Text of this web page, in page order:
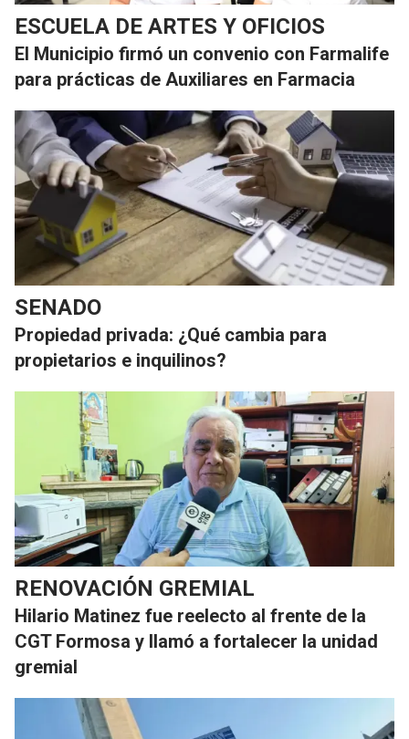
ESCUELA DE ARTES Y OFICIOS
El Municipio firmó un convenio con Farmalife
para prácticas de Auxiliares en Farmacia
SENADO
Propiedad privada: ¿Qué cambia para
propietarios e inquilinos?
RENOVACIÓN GREMIAL
Hilario Matinez fue reelecto al frente de la
CGT Formosa y llamó a fortalecer la unidad
gremial